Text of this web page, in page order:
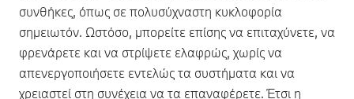
συνθήκες, όπως σε πολυσύχναστη κυκλοφορία
σημειωτόν. Ωστόσο, μπορείτε επίσης να επιταχύνετε, να
φρενάρετε και να στρίψετε ελαφρώς, χωρίς να
απενεργοποιήσετε εντελώς τα συστήματα και να
χρειαστεί στη συνέχεια να τα επαναφέρετε. Έτσι η